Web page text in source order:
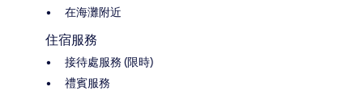
在海灘附近
住宿服務
接待處服務 (限時)
禮賓服務